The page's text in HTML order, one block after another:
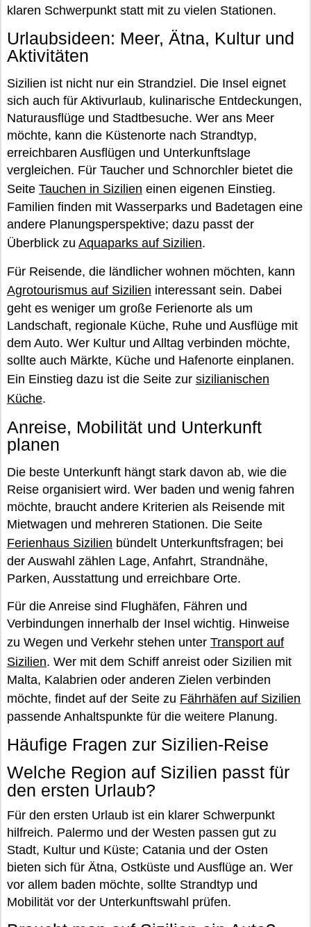
klaren Schwerpunkt statt mit zu vielen Stationen.
Urlaubsideen: Meer, Ätna, Kultur und
Aktivitäten
Sizilien ist nicht nur ein Strandziel. Die Insel eignet
sich auch für Aktivurlaub, kulinarische Entdeckungen,
Naturausflüge und Stadtbesuche. Wer ans Meer
möchte, kann die Küstenorte nach Strandtyp,
erreichbaren Ausflügen und Unterkunftslage
vergleichen. Für Taucher und Schnorchler bietet die
Seite Tauchen in Sizilien einen eigenen Einstieg.
Familien finden mit Wasserparks und Badetagen eine
andere Planungsperspektive; dazu passt der
Überblick zu Aquaparks auf Sizilien.
Für Reisende, die ländlicher wohnen möchten, kann
Agrotourismus auf Sizilien interessant sein. Dabei
geht es weniger um große Ferienorte als um
Landschaft, regionale Küche, Ruhe und Ausflüge mit
dem Auto. Wer Kultur und Alltag verbinden möchte,
sollte auch Märkte, Küche und Hafenorte einplanen.
Ein Einstieg dazu ist die Seite zur sizilianischen
Küche.
Anreise, Mobilität und Unterkunft
planen
Die beste Unterkunft hängt stark davon ab, wie die
Reise organisiert wird. Wer baden und wenig fahren
möchte, braucht andere Kriterien als Reisende mit
Mietwagen und mehreren Stationen. Die Seite
Ferienhaus Sizilien bündelt Unterkunftsfragen; bei
der Auswahl zählen Lage, Anfahrt, Strandnähe,
Parken, Ausstattung und erreichbare Orte.
Für die Anreise sind Flughäfen, Fähren und
Verbindungen innerhalb der Insel wichtig. Hinweise
zu Wegen und Verkehr stehen unter Transport auf
Sizilien. Wer mit dem Schiff anreist oder Sizilien mit
Malta, Kalabrien oder anderen Zielen verbinden
möchte, findet auf der Seite zu Fährhäfen auf Sizilien
passende Anhaltspunkte für die weitere Planung.
Häufige Fragen zur Sizilien-Reise
Welche Region auf Sizilien passt für
den ersten Urlaub?
Für den ersten Urlaub ist ein klarer Schwerpunkt
hilfreich. Palermo und der Westen passen gut zu
Stadt, Kultur und Küste; Catania und der Osten
bieten sich für Ätna, Ostküste und Ausflüge an. Wer
vor allem baden möchte, sollte Strandtyp und
Mobilität vor der Unterkunftswahl prüfen.